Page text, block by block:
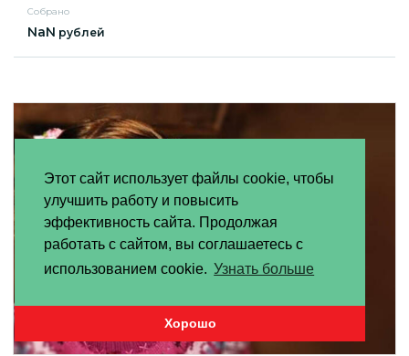
Этот сайт использует файлы cookie, чтобы
улучшить работу и повысить
эффективность сайта. Продолжая
работать с сайтом, вы соглашаетесь с
использованием cookie. Узнать больше
Хорошо
Собрано
NaN рублей